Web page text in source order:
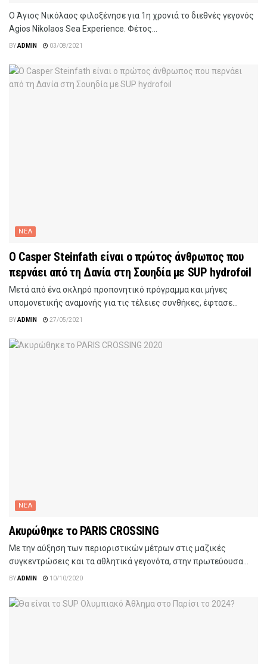
Ο Άγιος Νικόλαος φιλοξένησε για 1η χρονιά το διεθνές γεγονός
Agios Nikolaos Sea Experience. Φέτος...
BYADMIN 03/08/2021
ΝΕΑ
Ο Casper Steinfath είναι ο πρώτος άνθρωπος που
περνάει από τη Δανία στη Σουηδία με SUP hydrofoil
Μετά από ένα σκληρό προπονητικό πρόγραμμα και μήνες
υπομονετικής αναμονής για τις τέλειες συνθήκες, έφτασε...
BYADMIN 27/05/2021
ΝΕΑ
Ακυρώθηκε το PARIS CROSSING
Με την αύξηση των περιοριστικών μέτρων στις μαζικές
συγκεντρώσεις και τα αθλητικά γεγονότα, στην πρωτεύουσα...
BYADMIN 10/10/2020